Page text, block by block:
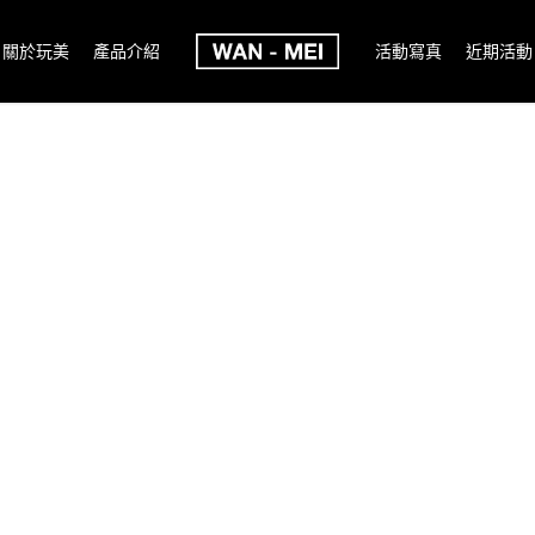
關於玩美 產品介紹 活動寫真 近期活動